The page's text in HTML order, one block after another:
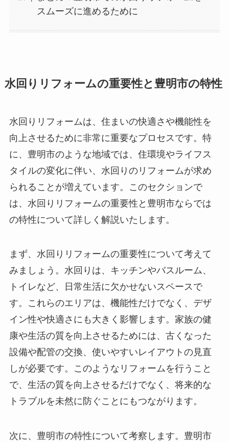
スムーズに進めるために
水回りリフォームの重要性と豊明市の特性
水回りリフォームは、住まいの快適さや機能性を
向上させるために非常に重要なプロセスです。特
に、豊明市のような地域では、住環境やライフス
タイルの変化に伴い、水回りのリフォームが求め
られることが増えています。このセクションで
は、水回りリフォームの重要性と豊明市ならでは
の特性について詳しく解説いたします。
まず、水回りリフォームの重要性について考えて
みましょう。水回りは、キッチンやバスルーム、
トイレなど、日常生活に欠かせないスペースで
す。これらのエリアは、機能性だけでなく、デザ
イン性や快適さにも大きく影響します。家族の健
康や生活の質を向上させるためには、古くなった
設備や配管の交換、使いやすいレイアウトの見直
しが必要です。このようなリフォームを行うこと
で、生活の質を向上させるだけでなく、将来的な
トラブルを未然に防ぐことにもつながります。
次に、豊明市の特性について考察します。豊明市